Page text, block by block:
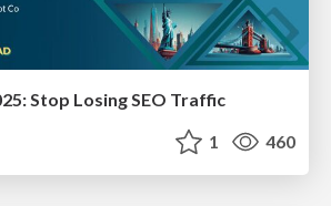
Stop Losing SEO Traffic
1 460